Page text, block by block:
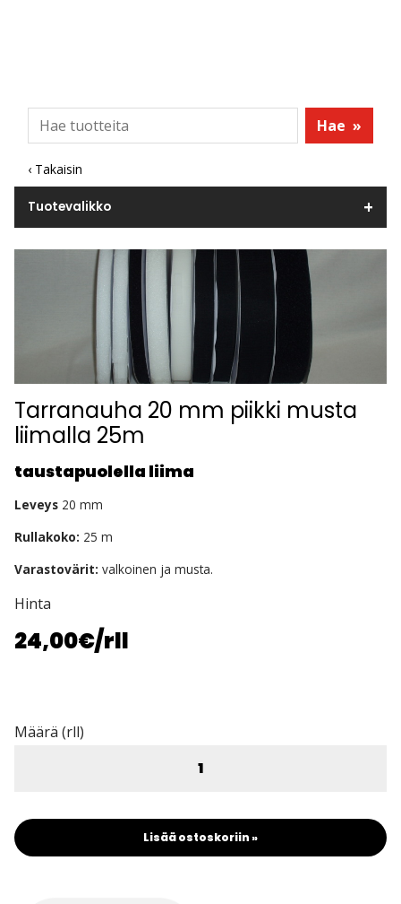
Hae »
‹ Takaisin
Tuotevalikko
Tarranauha 20 mm piikki musta
liimalla 25m
taustapuolella liima
Leveys 20 mm
Rullakoko: 25 m
Varastovärit: valkoinen ja musta.
Hinta
24,00€/rll
Määrä (rll)
Lisää ostoskoriin »